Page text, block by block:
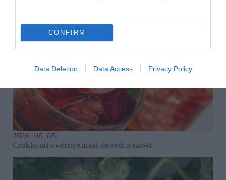
CONFIRM
Data Deletion Data Access Privacy Policy
2026-08-08.
Csökkenti a vérnyomást, és védi a szívet